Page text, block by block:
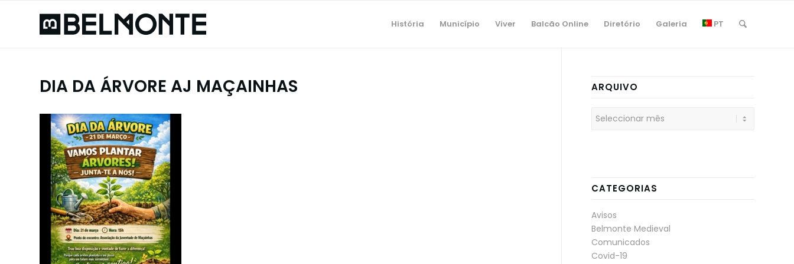
História Município Viver Balcão Online Diretório Galeria PT
DIA DA ÁRVORE AJ MAÇAINHAS ARQUIVO
CATEGORIAS
Avisos
Belmonte Medieval
Comunicados
Covid-19